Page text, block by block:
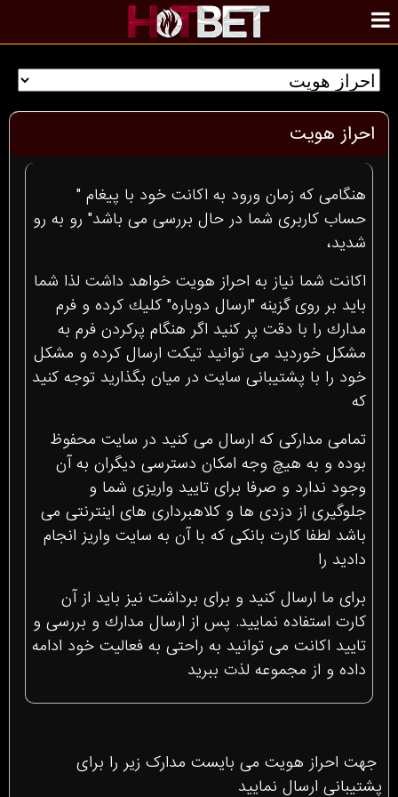
احراز هويت
هنگامى كه زمان ورود به اكانت خود با پيغام "
حساب كاربرى شما در حال بررسى مى باشد" رو به رو
شديد،
اكانت شما نياز به احراز هويت خواهد داشت لذا شما
بايد بر روى گزينه "ارسال دوباره" كليك كرده و فرم
مدارك را با دقت پر كنيد اگر هنگام پركردن فرم به
مشكل خورديد مى توانيد تيكت ارسال كرده و مشكل
خود را با پشتيبانى سايت در ميان بگذاريد توجه كنيد
كه
تمامى مداركى كه ارسال مى كنيد در سايت محفوظ
بوده و به هيچ وجه امكان دسترسى ديگران به آن
وجود ندارد و صرفا براى تاييد واريزى شما و
جلوگيرى از دزدى ها و كلاهبردارى هاى اينترنتى مى
باشد لطفا كارت بانكى كه با آن به سايت واريز انجام
داديد را
براى ما ارسال كنيد و براى برداشت نيز بايد از آن
كارت استفاده نماييد. پس از ارسال مدارك و بررسى و
تاييد اكانت مى توانيد به راحتى به فعاليت خود ادامه
داده و از مجموعه لذت ببريد
جهت احراز هویت می بایست مدارک زیر را برای
پشتیبانی ارسال نمایید